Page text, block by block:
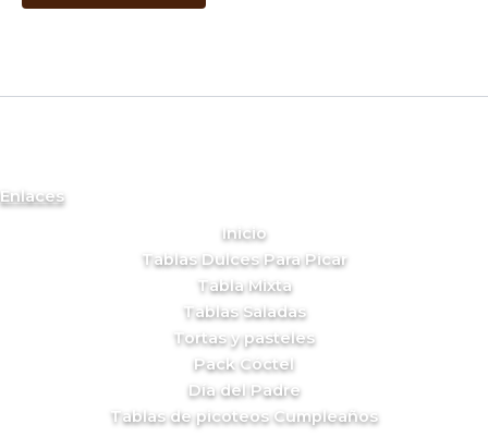
Enlaces
Inicio
Tablas Dulces Para Picar
Tabla Mixta
Tablas Saladas
Tortas y pasteles
Pack Cóctel
Día del Padre
Tablas de picoteos Cumpleaños